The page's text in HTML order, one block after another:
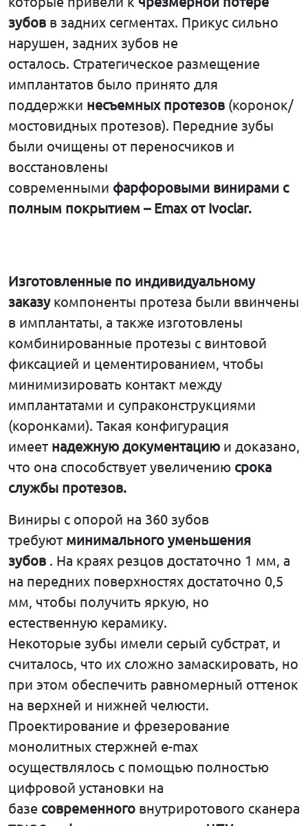
зубов в задних сегментах. Прикус сильно
нарушен, задних зубов не
осталось. Стратегическое размещение
имплантатов было принято для
поддержки несъемных протезов (коронок/
мостовидных протезов). Передние зубы
были очищены от переносчиков и
восстановлены
современными фарфоровыми винирами с
полным покрытием – Emax отIvoclar.
Изготовленные по индивидуальному
заказукомпоненты протеза были ввинчены
в имплантаты, а также изготовлены
комбинированные протезы с винтовой
фиксацией и цементированием, чтобы
минимизировать контакт между
имплантатами и супраконструкциями
(коронками). Такая конфигурация
имеет надежную документацию и доказано,
что она способствует увеличению срока
службы протезов.
Виниры с опорой на 360 зубов
требуют минимального уменьшения
зубов . На краях резцов достаточно 1 мм, а
на передних поверхностях достаточно 0,5
мм, чтобы получить яркую, но
естественную керамику.
Некоторые зубы имели серый субстрат, и
считалось, что их сложно замаскировать, но
при этом обеспечить равномерный оттенок
на верхней и нижней челюсти.
Проектирование и фрезерование
монолитных стержней e-max
осуществлялось с помощью полностью
цифровой установки на
базе современного внутриротового сканера